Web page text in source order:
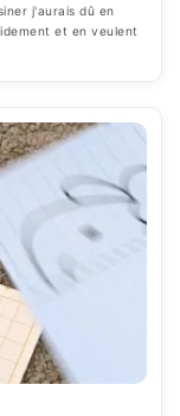
j'aurais dû en
et en veulent